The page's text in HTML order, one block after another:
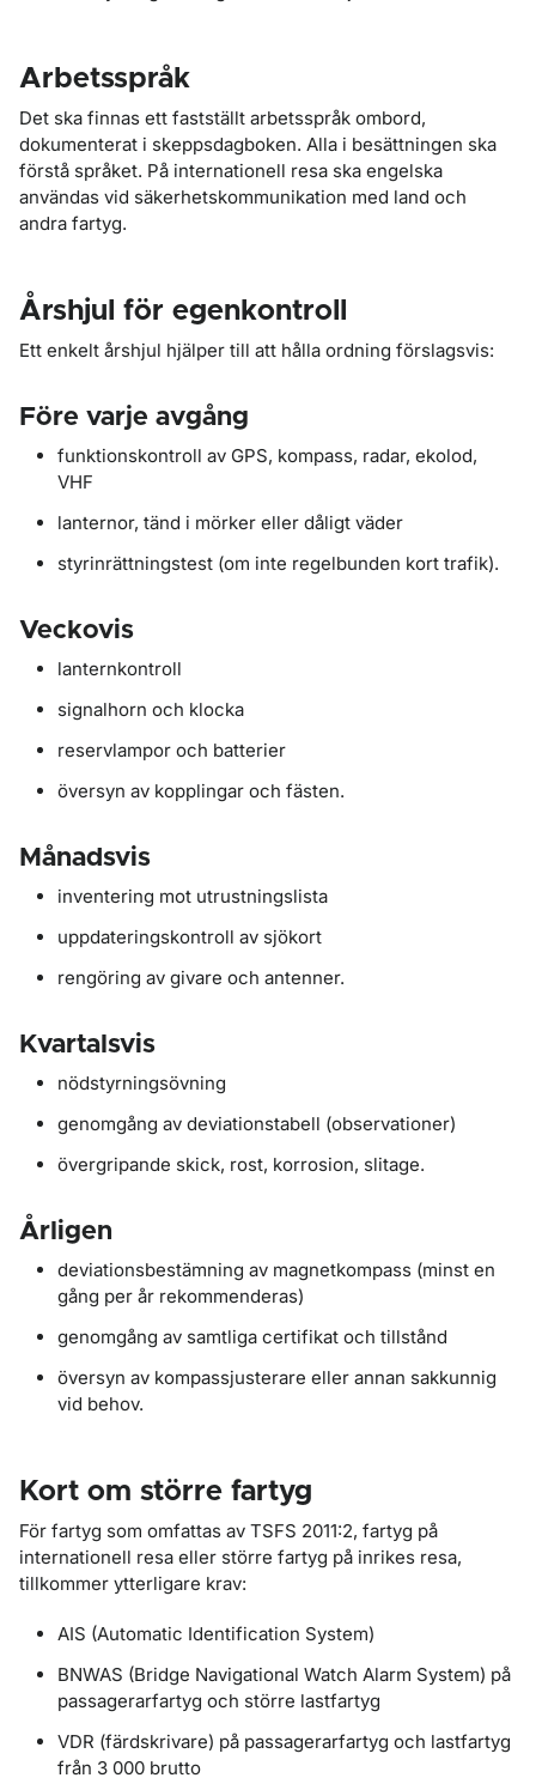
Arbetsspråk
Det ska finnas ett fastställt arbetsspråk ombord,
dokumenterat i skeppsdagboken. Alla i besättningen ska
förstå språket. På internationell resa ska engelska
användas vid säkerhetskommunikation med land och
andra fartyg.
Årshjul för egenkontroll
Ett enkelt årshjul hjälper till att hålla ordning förslagsvis:
Före varje avgång
funktionskontroll av GPS, kompass, radar, ekolod,
VHF
lanternor, tänd i mörker eller dåligt väder
styrinrättningstest (om inte regelbunden kort trafik).
Veckovis
lanternkontroll
signalhorn och klocka
reservlampor och batterier
översyn av kopplingar och fästen.
Månadsvis
inventering mot utrustningslista
uppdateringskontroll av sjökort
rengöring av givare och antenner.
Kvartalsvis
nödstyrningsövning
genomgång av deviationstabell (observationer)
övergripande skick, rost, korrosion, slitage.
Årligen
deviationsbestämning av magnetkompass (minst en
gång per år rekommenderas)
genomgång av samtliga certifikat och tillstånd
översyn av kompassjusterare eller annan sakkunnig
vid behov.
Kort om större fartyg
För fartyg som omfattas av TSFS 2011:2, fartyg på
internationell resa eller större fartyg på inrikes resa,
tillkommer ytterligare krav:
AIS (Automatic Identification System)
BNWAS (Bridge Navigational Watch Alarm System) på
passagerarfartyg och större lastfartyg
VDR (färdskrivare) på passagerarfartyg och lastfartyg
från 3 000 brutto